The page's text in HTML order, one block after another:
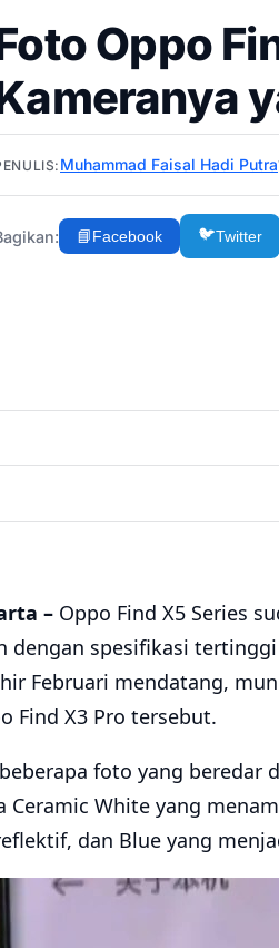
Oppo
Muhammad Faisal Hadi Putra
📘Facebook 🐦Twitter
–Oppo Find X5 Series
dengan spesifikasi
Februari mendatang,
Find X3 Pro tersebut.
foto yang beredar
Ceramic White yang
dan Blue yang